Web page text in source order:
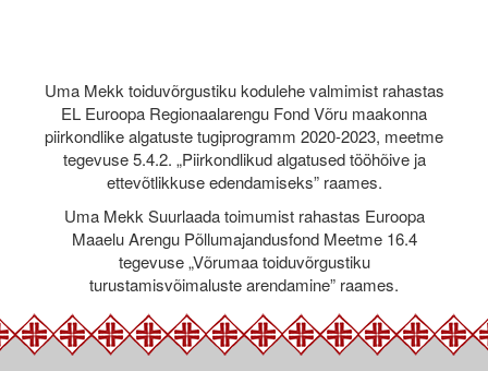
Uma Mekk toiduvõrgustiku kodulehe valmimist rahastas
EL Euroopa Regionaalarengu Fond Võru maakonna
piirkondlike algatuste tugiprogramm 2020-2023, meetme
tegevuse 5.4.2. „Piirkondlikud algatused tööhõive ja
ettevõtlikkuse edendamiseks” raames.
Uma Mekk Suurlaada toimumist rahastas Euroopa
Maaelu Arengu Põllumajandusfond Meetme 16.4
tegevuse „Võrumaa toiduvõrgustiku
turustamisvõimaluste arendamine” raames.